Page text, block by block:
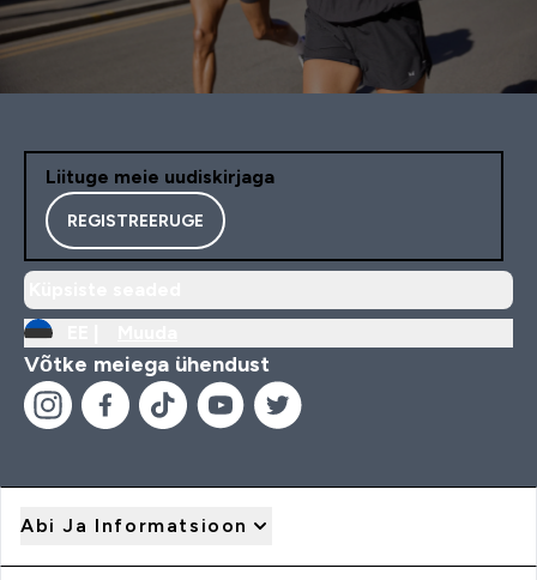
Liituge meie uudiskirjaga
REGISTREERUGE
Võtke meiega ühendust
Abi Ja Informatsioon